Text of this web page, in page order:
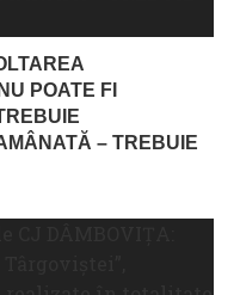
POATE FI
– TREBUIE